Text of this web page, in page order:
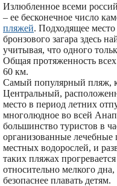
Излюбленное всеми
– ее бесконечное число
пляжей. Подходящее
бронзового загара здесь
учитывая, что одного
Общая протяженность
60 км.
Самый популярный пляж,
Центральный,
место в период летних
многолюдное во всей
большинство туристов в
организованные
местных водорослей, и
таких пляжах
относительно мелкого
безопаснее плавать детям.